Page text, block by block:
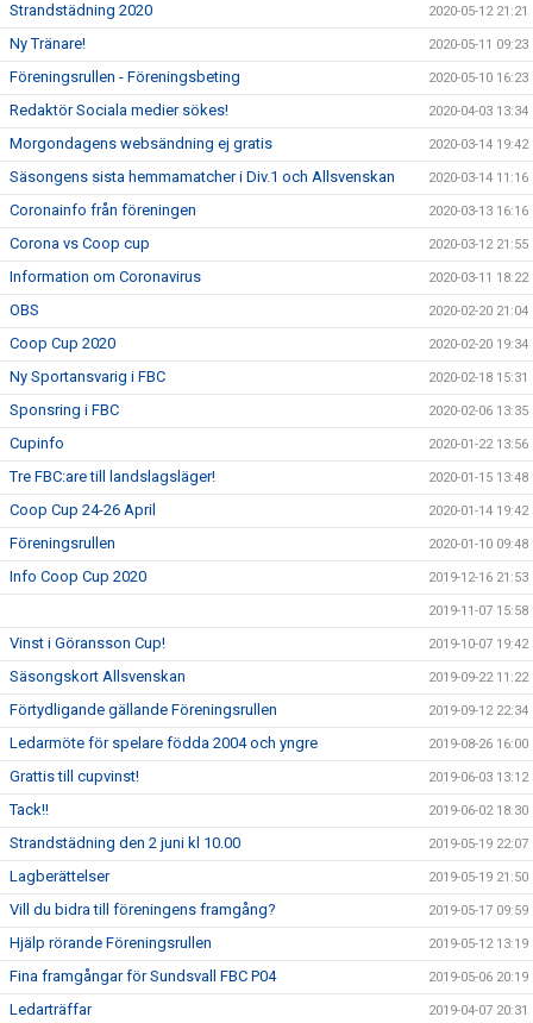
Strandstädning 2020 2020-05-12 21:21
Ny Tränare! 2020-05-11 09:23
Föreningsrullen - Föreningsbeting 2020-05-10 16:23
Redaktör Sociala medier sökes! 2020-04-03 13:34
Morgondagens websändning ej gratis 2020-03-14 19:42
Säsongens sista hemmamatcher i Div.1 och Allsvenskan 2020-03-14 11:16
Coronainfo från föreningen 2020-03-13 16:16
Corona vs Coop cup 2020-03-12 21:55
Information om Coronavirus 2020-03-11 18:22
OBS 2020-02-20 21:04
Coop Cup 2020 2020-02-20 19:34
Ny Sportansvarig i FBC 2020-02-18 15:31
Sponsring i FBC 2020-02-06 13:35
Cupinfo 2020-01-22 13:56
Tre FBC:are till landslagsläger! 2020-01-15 13:48
Coop Cup 24-26 April 2020-01-14 19:42
Föreningsrullen 2020-01-10 09:48
Info Coop Cup 2020 2019-12-16 21:53
2019-11-07 15:58
Vinst i Göransson Cup! 2019-10-07 19:42
Säsongskort Allsvenskan 2019-09-22 11:22
Förtydligande gällande Föreningsrullen 2019-09-12 22:34
Ledarmöte för spelare födda 2004 och yngre 2019-08-26 16:00
Grattis till cupvinst! 2019-06-03 13:12
Tack!! 2019-06-02 18:30
Strandstädning den 2 juni kl 10.00 2019-05-19 22:07
Lagberättelser 2019-05-19 21:50
Vill du bidra till föreningens framgång? 2019-05-17 09:59
Hjälp rörande Föreningsrullen 2019-05-12 13:19
Fina framgångar för Sundsvall FBC P04 2019-05-06 20:19
Ledarträffar 2019-04-07 20:31